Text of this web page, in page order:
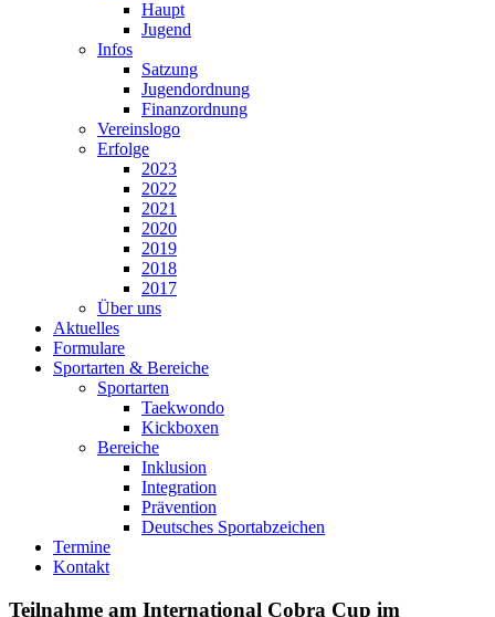
Haupt
Jugend
Infos
Satzung
Jugendordnung
Finanzordnung
Vereinslogo
Erfolge
2023
2022
2021
2020
2019
2018
2017
Über uns
Aktuelles
Formulare
Sportarten & Bereiche
Sportarten
Taekwondo
Kickboxen
Bereiche
Inklusion
Integration
Prävention
Deutsches Sportabzeichen
Termine
Kontakt
Teilnahme am International Cobra Cup im